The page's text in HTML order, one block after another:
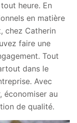
heure. En
en matière
chez Catherin
faire une
Tout
dans le
Avec
économiser au
de qualité.